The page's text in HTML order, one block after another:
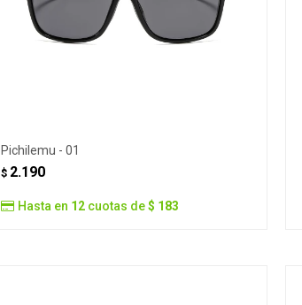
Pichilemu - 01
$ 2.190
Hasta en 12cuotas de$ 183